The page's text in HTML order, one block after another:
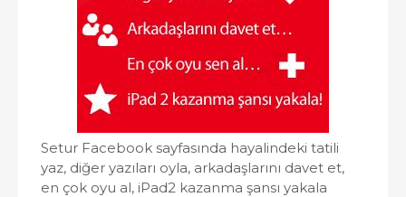
Setur Facebook sayfasında hayalindeki tatili
yaz, diğer yazıları oyla, arkadaşlarını davet et,
en çok oyu al, iPad2 kazanma şansı yakala